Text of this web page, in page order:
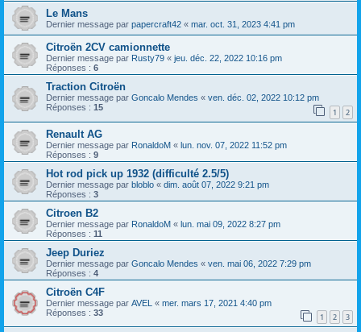
Le Mans
Dernier message par papercraft42 « mar. oct. 31, 2023 4:41 pm
Citroën 2CV camionnette
Dernier message par Rusty79 « jeu. déc. 22, 2022 10:16 pm
Réponses : 6
Traction Citroën
Dernier message par Goncalo Mendes « ven. déc. 02, 2022 10:12 pm
Réponses : 15 1 2
Renault AG
Dernier message par RonaldoM « lun. nov. 07, 2022 11:52 pm
Réponses : 9
Hot rod pick up 1932 (difficulté 2.5/5)
Dernier message par bloblo « dim. août 07, 2022 9:21 pm
Réponses : 3
Citroen B2
Dernier message par RonaldoM « lun. mai 09, 2022 8:27 pm
Réponses : 11
Jeep Duriez
Dernier message par Goncalo Mendes « ven. mai 06, 2022 7:29 pm
Réponses : 4
Citroën C4F
Dernier message par AVEL « mer. mars 17, 2021 4:40 pm
Réponses : 33 1 2 3